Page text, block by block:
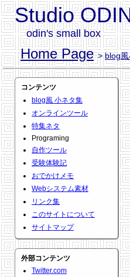
Studio
odin's small box
Home Page >blog
コンテンツ
blog風 小ネタ集
オンラインツール
特集ネタ
Programing
自作ツール
受験体験記
おでかけメモ
Webシステム素材
リンク集
このサイトについて
サイトマップ
外部コンテンツ
Twitter.com